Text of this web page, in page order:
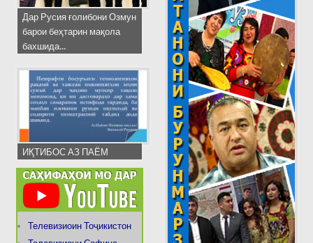
Дар Русия ғолибони Озмун
барои беҳтарин мақола
бахшида...
ИҚТИБОС АЗ ПАЁМ
Телевизиоин Тоҷикистон